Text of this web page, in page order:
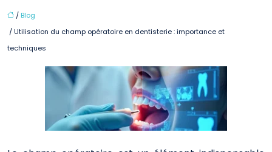
/ Blog
/ Utilisation du champ opératoire en dentisterie : importance et
techniques